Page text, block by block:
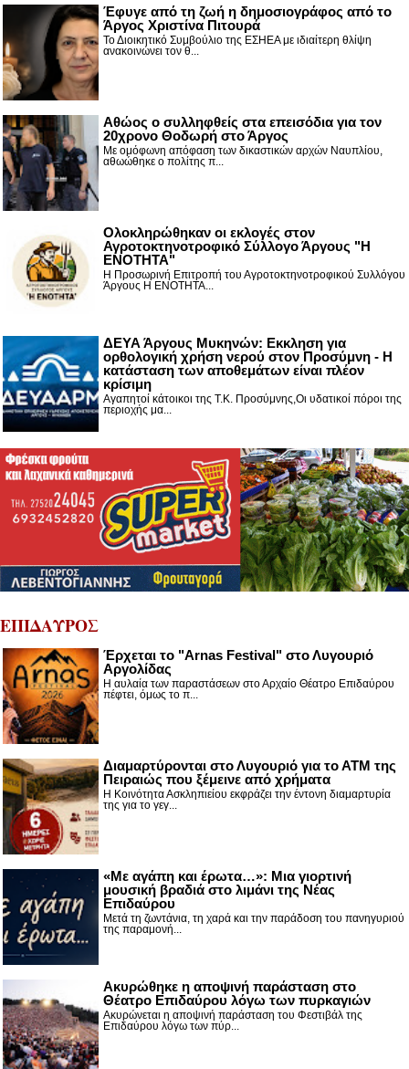
Έφυγε από τη ζωή η δημοσιογράφος από το
Άργος Χριστίνα Πιτουρά
Το Διοικητικό Συμβούλιο της ΕΣΗΕΑ με ιδιαίτερη θλίψη
ανακοινώνει τον θ...
Αθώος ο συλληφθείς στα επεισόδια για τον
20χρονο Θοδωρή στο Άργος
Με ομόφωνη απόφαση των δικαστικών αρχών Ναυπλίου,
αθωώθηκε ο πολίτης π...
Ολοκληρώθηκαν οι εκλογές στον
Αγροτοκτηνοτροφικό Σύλλογο Άργους "Η
ΕΝΟΤΗΤΑ"
Η Προσωρινή Επιτροπή του Αγροτοκτηνοτροφικού Συλλόγου
Άργους Η ΕΝΟΤΗΤΑ...
ΔΕΥΑ Άργους Μυκηνών: Εκκληση για
ορθολογική χρήση νερού στον Προσύμνη - Η
κατάσταση των αποθεμάτων είναι πλέον
κρίσιμη
Αγαπητοί κάτοικοι της Τ.Κ. Προσύμνης,Οι υδατικοί πόροι της
περιοχής μα...
ΕΠΙΔΑΥΡΟΣ
Έρχεται το "Arnas Festival" στο Λυγουριό
Αργολίδας
Η αυλαία των παραστάσεων στο Αρχαίο Θέατρο Επιδαύρου
πέφτει, όμως το π...
Διαμαρτύρονται στο Λυγουριό για το ΑΤΜ της
Πειραιώς που ξέμεινε από χρήματα
Η Κοινότητα Ασκληπιείου εκφράζει την έντονη διαμαρτυρία
της για το γεγ...
«Με αγάπη και έρωτα…»: Μια γιορτινή
μουσική βραδιά στο λιμάνι της Νέας
Επιδαύρου
Μετά τη ζωντάνια, τη χαρά και την παράδοση του πανηγυριού
της παραμονή...
Ακυρώθηκε η αποψινή παράσταση στο
Θέατρο Επιδαύρου λόγω των πυρκαγιών
Ακυρώνεται η αποψινή παράσταση του Φεστιβάλ της
Επιδαύρου λόγω των πύρ...